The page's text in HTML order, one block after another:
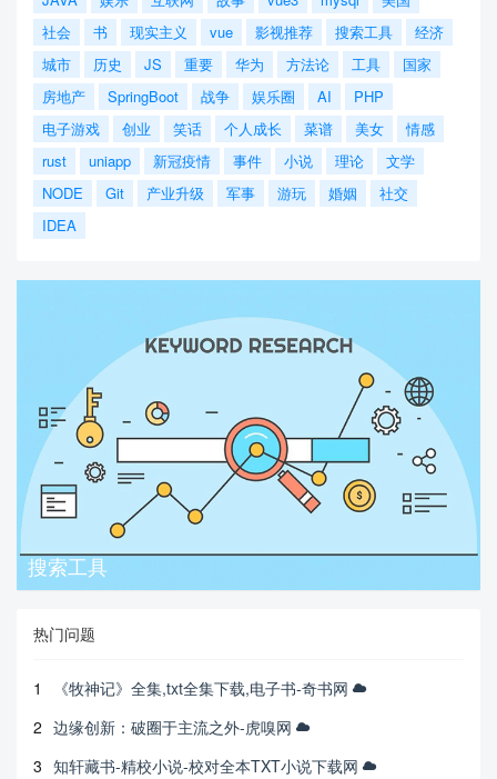
社会
书 现实主义 vue 影视推荐 搜索工具
经济
城市
历史 JS 重要 华为 方法论 工具
国家
房地产
SpringBoot 战争 娱乐圈 AI
PHP
电子游戏
创业 笑话 个人成长 菜谱 美女
情感
rust
uniapp 新冠疫情 事件 小说 理论
文学
NODE
Git 产业升级 军事 游玩 婚姻
社交
IDEA
搜索工具
热门问题
1
《牧神记》全集,txt全集下载,电子书-奇书网
2 边缘创新：破圈于主流之外-虎嗅网
3 知轩藏书-精校小说-校对全本TXT小说下载网